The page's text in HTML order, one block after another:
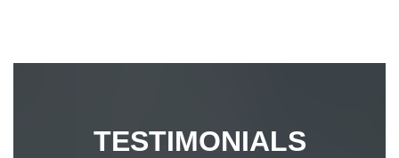
TESTIMONIALS